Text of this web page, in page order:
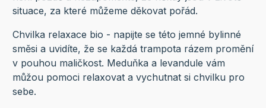
situace, za které můžeme děkovat pořád.
Chvilka relaxace bio - napijte se této jemné bylinné
směsi a uvidíte, že se každá trampota rázem promění
v pouhou maličkost. Meduňka a levandule vám
můžou pomoci relaxovat a vychutnat si chvilku pro
sebe.